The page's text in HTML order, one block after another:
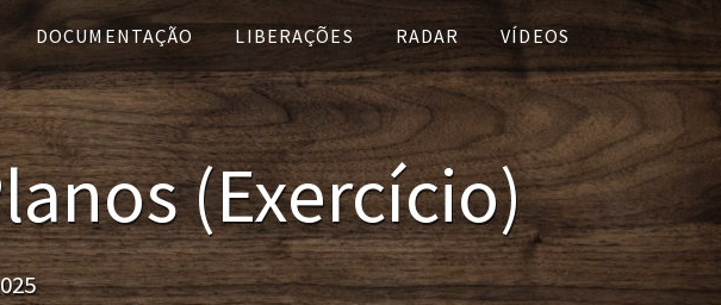
DOCUMENTAÇÃO LIBERAÇÕES RADAR VÍDEOS
(Exercício)